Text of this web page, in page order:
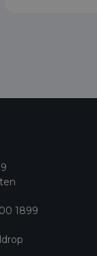
1899